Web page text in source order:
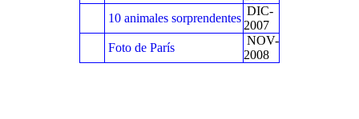
10 animales sorprendentes
DIC-
2007
Foto de París
NOV-
2008